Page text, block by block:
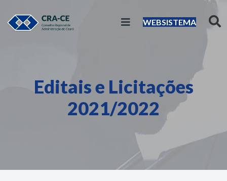
WEBSISTEMA
Editais e Licitações
2021/2022